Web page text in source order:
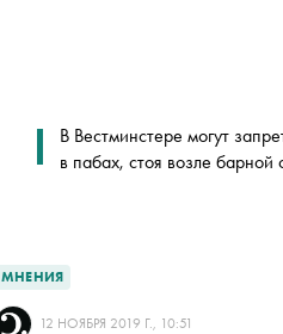
В Вестминстере могут
в пабах, стоя возле барной
МНЕНИЯ
12 НОЯБРЯ 2019 Г., 10:51